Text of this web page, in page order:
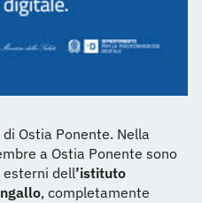
Ostia Ponente. Nella
a Ostia Ponente sono
dell’istituto
, completamente